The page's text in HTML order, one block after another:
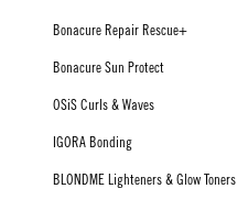
Bonacure Repair Rescue+
Bonacure Sun Protect
OSiS Curls & Waves
IGORA Bonding
BLONDME Lighteners & Glow Toners